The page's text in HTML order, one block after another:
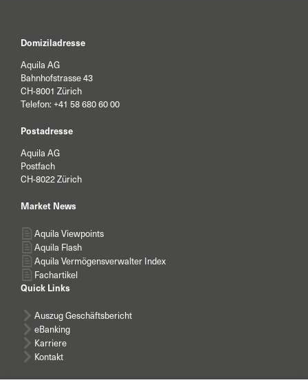
Domiziladresse
Aquila AG
Bahnhofstrasse 43
CH-8001 Zürich
Telefon: +41 58 680 60 00
Postadresse
Aquila AG
Postfach
CH-8022 Zürich
Market News
Aquila Viewpoints
Aquila Flash
Aquila Vermögensverwalter Index
Fachartikel
Quick Links
Auszug Geschäftsbericht
eBanking
Karriere
Kontakt